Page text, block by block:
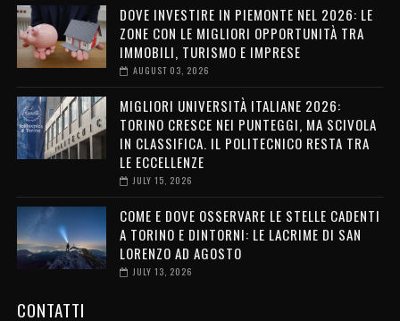
DOVE INVESTIRE IN PIEMONTE NEL 2026: LE
ZONE CON LE MIGLIORI OPPORTUNITÀ TRA
IMMOBILI, TURISMO E IMPRESE
AUGUST 03, 2026
MIGLIORI UNIVERSITÀ ITALIANE 2026:
TORINO CRESCE NEI PUNTEGGI, MA SCIVOLA
IN CLASSIFICA. IL POLITECNICO RESTA TRA
LE ECCELLENZE
JULY 15, 2026
COME E DOVE OSSERVARE LE STELLE CADENTI
A TORINO E DINTORNI: LE LACRIME DI SAN
LORENZO AD AGOSTO
JULY 13, 2026
CONTATTI